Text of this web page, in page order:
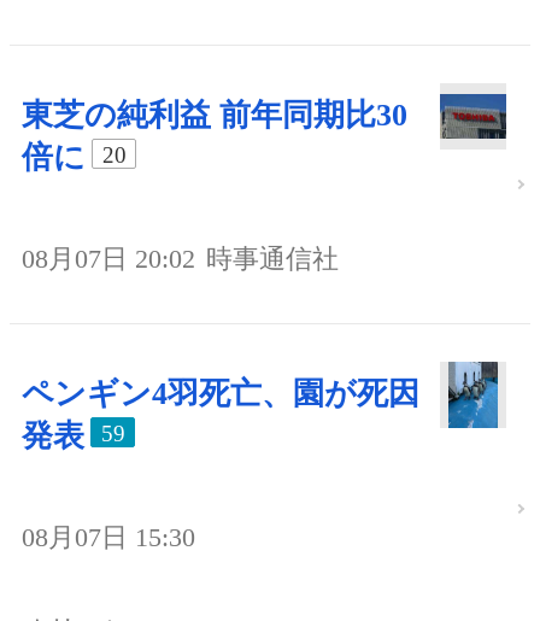
東芝の純利益 前年同期比30
倍に
20
08月07日 20:02 時事通信社
ペンギン4羽死亡、園が死因
発表
59
08月07日 15:30